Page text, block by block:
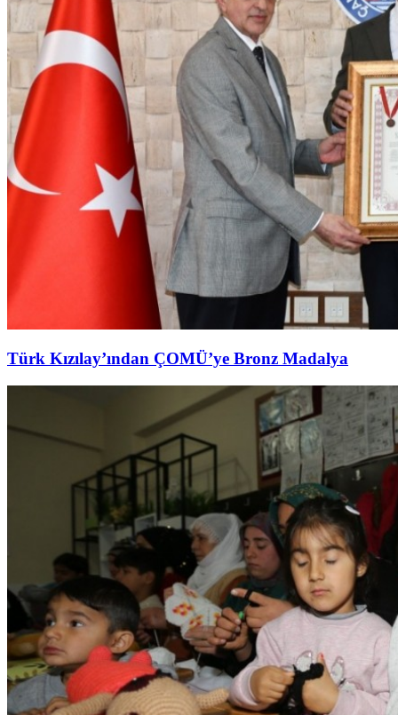
Türk Kızılay’ından ÇOMÜ’ye Bronz Madalya